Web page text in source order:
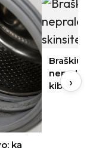
Vasaros
įvaizdį
›